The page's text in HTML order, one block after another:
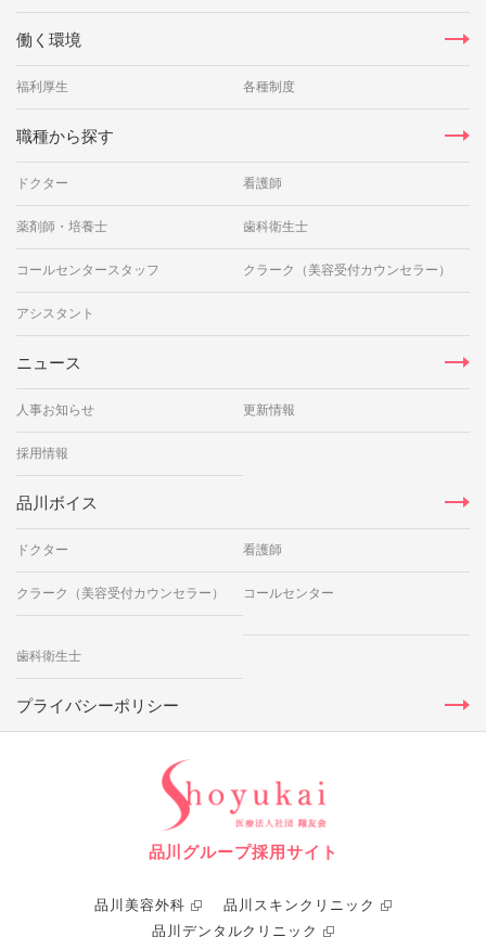
働く環境
福利厚生 各種制度
職種から探す
ドクター 看護師
薬剤師・培養士 歯科衛生士
コールセンタースタッフ クラーク（美容受付カウンセラー）
アシスタント
ニュース
人事お知らせ 更新情報
採用情報
品川ボイス
ドクター 看護師
クラーク（美容受付カウンセラー） コールセンター
歯科衛生士
プライバシーポリシー
品川グループ採用サイト
品川美容外科
品川スキンクリニック
品川デンタルクリニック